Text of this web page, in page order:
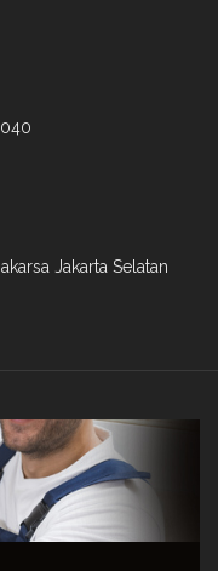
Jakarta Selatan